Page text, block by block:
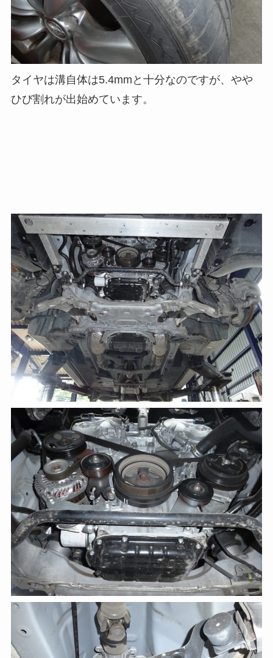
タイヤは溝自体は5.4mmと十分なのですが、やや
ひび割れが出始めています。